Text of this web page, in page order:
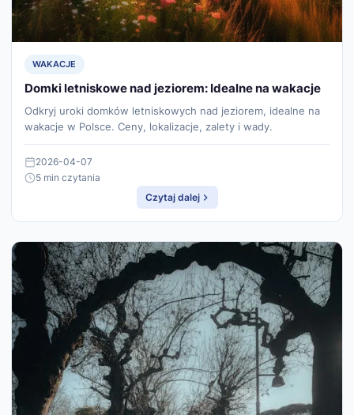
WAKACJE
Domki letniskowe nad jeziorem: Idealne na wakacje
Odkryj uroki domków letniskowych nad jeziorem, idealne na
wakacje w Polsce. Ceny, lokalizacje, zalety i wady.
2026-04-07
5 min czytania
Czytaj dalej